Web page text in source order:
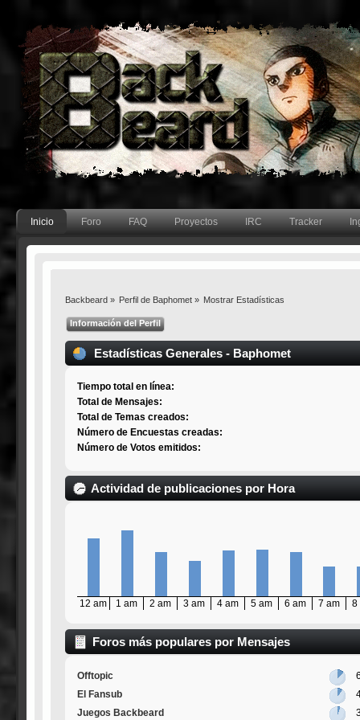
Inicio Foro FAQ Proyectos IRC Tracker
Backbeard» Perfil de Baphomet» Mostrar Estadísticas
Información del Perfil
Estadísticas Generales - Baphomet
Tiempo total en línea:
Total de Mensajes:
Total de Temas creados:
Número de Encuestas creadas:
Número de Votos emitidos:
Actividad de publicaciones por Hora
12 am 1 am 2 am 3 am 4 am 5 am 6 am 7 am 8
Foros más populares por Mensajes
Offtopic
El Fansub
Juegos Backbeard